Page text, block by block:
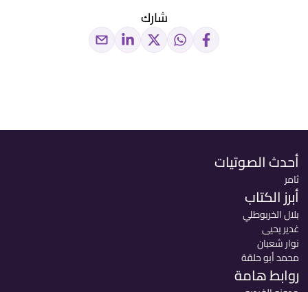
شارك
أحدث الصوتيات
ثامر
أبرز الكتاب
بلال الخربوطلي
غدير يحيى
نوار شعبان
محمد أبو حلقة
روابط هامة